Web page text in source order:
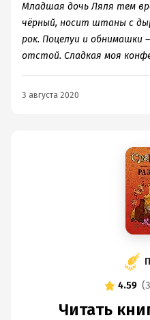
Младшая дочь Ляля тем
чёрный, носит штаны с
рок. Поцелуи и обнимашки
отстой. Сладкая моя
3 августа 2020
4.59 (
Читать